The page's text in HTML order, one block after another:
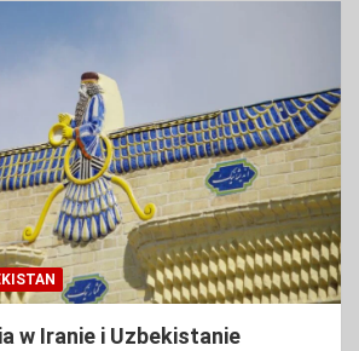
w Iranie i Uzbekistanie